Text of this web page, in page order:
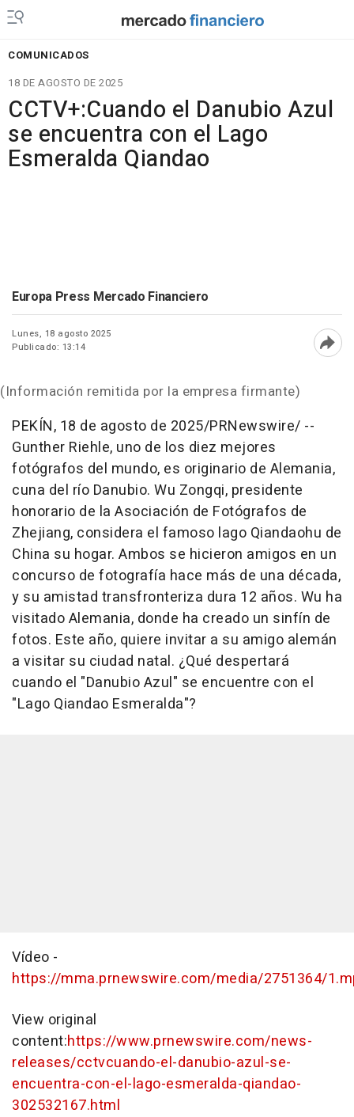
COMUNICADOS
18 DE AGOSTO DE 2025
CCTV+:Cuando el Danubio Azul
se encuentra con el Lago
Esmeralda Qiandao
Europa Press Mercado Financiero
Lunes, 18 agosto 2025
Publicado: 13:14
(Información remitida por la empresa firmante)
PEKÍN, 18 de agosto de 2025/PRNewswire/ --
Gunther Riehle, uno de los diez mejores
fotógrafos del mundo, es originario de Alemania,
cuna del río Danubio. Wu Zongqi, presidente
honorario de la Asociación de Fotógrafos de
Zhejiang, considera el famoso lago Qiandaohu de
China su hogar. Ambos se hicieron amigos en un
concurso de fotografía hace más de una década,
y su amistad transfronteriza dura 12 años. Wu ha
visitado Alemania, donde ha creado un sinfín de
fotos. Este año, quiere invitar a su amigo alemán
a visitar su ciudad natal. ¿Qué despertará
cuando el "DanubioAzul" se encuentre con el
"Lago Qiandao Esmeralda"?
Vídeo -
https://mma.prnewswire.com/media/2751364/
View original
content:https://www.prnewswire.com/news-
releases/cctvcuando-el-danubio-azul-se-
encuentra-con-el-lago-esmeralda-qiandao-
302532167.html